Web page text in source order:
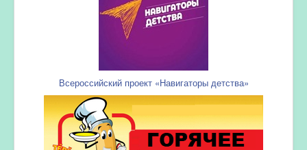
Всероссийский проект «Навигаторы детства»